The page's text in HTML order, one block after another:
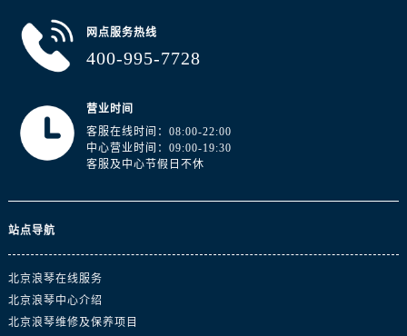
网点服务热线
400-995-7728
营业时间
客服在线时间：08:00-22:00
中心营业时间：09:00-19:30
客服及中心节假日不休
站点导航
北京浪琴在线服务
北京浪琴中心介绍
北京浪琴维修及保养项目